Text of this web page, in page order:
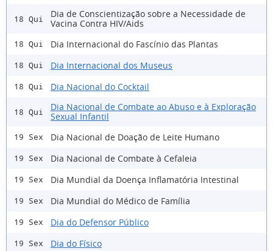
18 Qui
Dia de Conscientização sobre a Necessidade de
Vacina Contra HIV/Aids
18 Qui Dia Internacional do Fascínio das Plantas
18 Qui Dia Internacional dos Museus
18 Qui Dia Nacional do Cocktail
18 Qui
Dia Nacional de Combate ao Abuso e à Exploração
Sexual Infantil
19 Sex Dia Nacional de Doação de Leite Humano
19 Sex Dia Nacional de Combate à Cefaleia
19 Sex Dia Mundial da Doença Inflamatória Intestinal
19 Sex Dia Mundial do Médico de Família
19 Sex Dia do Defensor Público
19 Sex Dia do Físico